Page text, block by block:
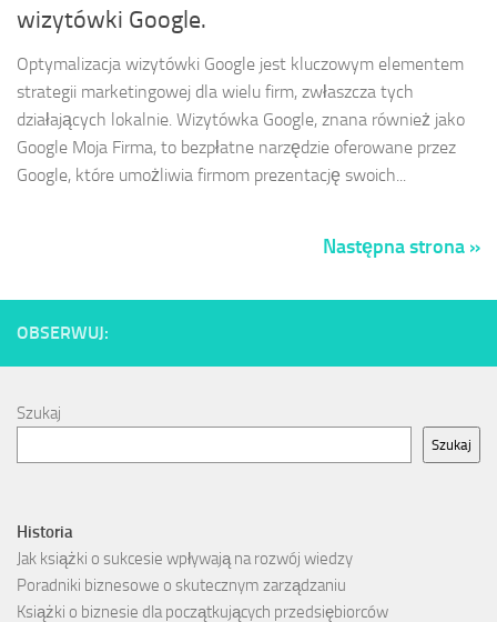
wizytówki Google.
Optymalizacja wizytówki Google jest kluczowym elementem
strategii marketingowej dla wielu firm, zwłaszcza tych
działających lokalnie. Wizytówka Google, znana również jako
Google Moja Firma, to bezpłatne narzędzie oferowane przez
Google, które umożliwia firmom prezentację swoich...
Następna strona »
OBSERWUJ:
Szukaj
Szukaj
Historia
Jak książki o sukcesie wpływają na rozwój wiedzy
Poradniki biznesowe o skutecznym zarządzaniu
Książki o biznesie dla początkujących przedsiębiorców